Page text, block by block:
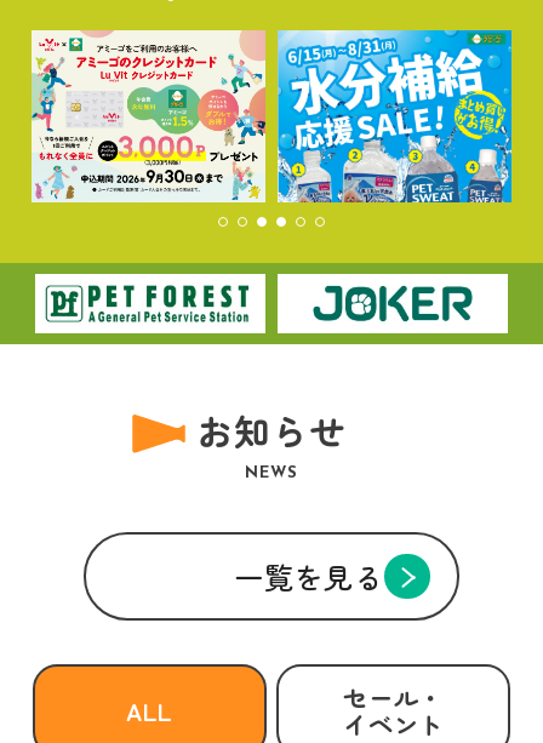
お知らせ
NEWS
一覧を見る
ALL セール・
イベント